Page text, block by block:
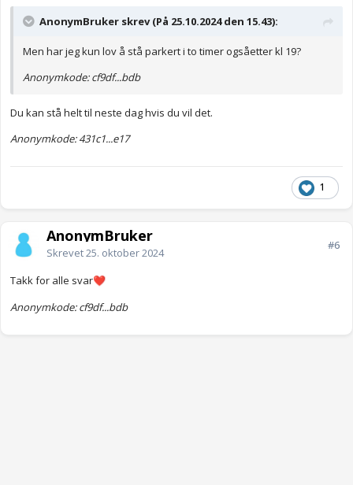
AnonymBruker skrev (På 25.10.2024 den 15.43):
Men har jeg kun lov å stå parkert i to timer ogsåetter kl 19?
Anonymkode: cf9df...bdb
Du kan stå helt til neste dag hvis du vil det.
Anonymkode: 431c1...e17
1
AnonymBruker
Skrevet25. oktober 2024
#6
Takk for alle svar❤️
Anonymkode: cf9df...bdb